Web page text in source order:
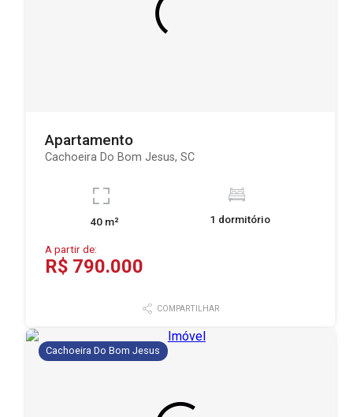
Apartamento
Cachoeira Do Bom Jesus, SC
40 m² 1 dormitório
A partir de:
R$ 790.000
COMPARTILHAR
Cachoeira Do Bom Jesus